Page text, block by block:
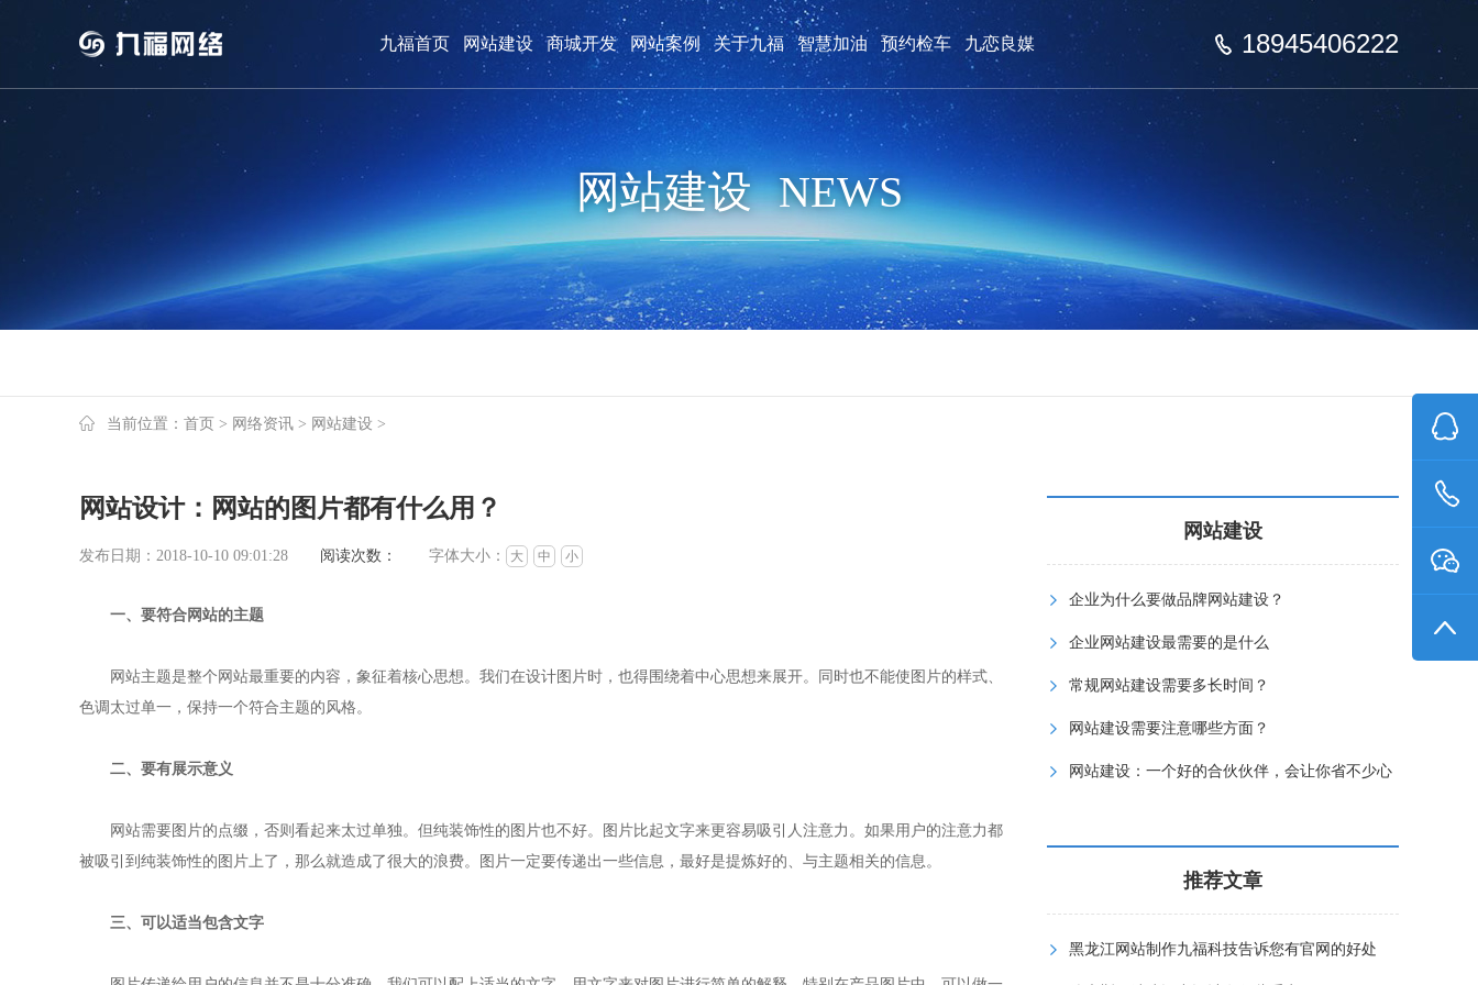
18945406222
九福首页 网站建设 商城开发 网站案例
网站案例 网站案例 购物商城案例 微信平台案例
关于九福
关于九福 九福介绍 九福创始人 九福荣誉 公司动态 人才招聘 付款方式 联系我们
智慧加油 预约检车 九恋良媒
网站建设 NEWS
当前位置： 首页 > 网络资讯 > 网站建设 >
网站设计：网站的图片都有什么用？
发布日期：2018-10-10 09:01:28 阅读次数： 字体大小： 大 中 小
一、要符合网站的主题
网站主题是整个网站最重要的内容，象征着核心思想。我们在设计图片时，也得围绕着中心思想来展开。同时也不能使图片的样式、
色调太过单一，保持一个符合主题的风格。
二、要有展示意义
网站需要图片的点缀，否则看起来太过单独。但纯装饰性的图片也不好。图片比起文字来更容易吸引人注意力。如果用户的注意力都
被吸引到纯装饰性的图片上了，那么就造成了很大的浪费。图片一定要传递出一些信息，最好是提炼好的、与主题相关的信息。
三、可以适当包含文字
网站建设
企业为什么要做品牌网站建设？
企业网站建设最需要的是什么
常规网站建设需要多长时间？
网站建设需要注意哪些方面？
网站建设：一个好的合伙伙伴，会让你省不少心
推荐文章
黑龙江网站制作九福科技告诉您有官网的好处